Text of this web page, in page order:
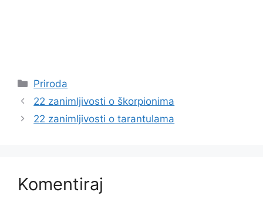
Kategorije
Priroda
22 zanimljivosti o škorpionima
22 zanimljivosti o tarantulama
Komentiraj